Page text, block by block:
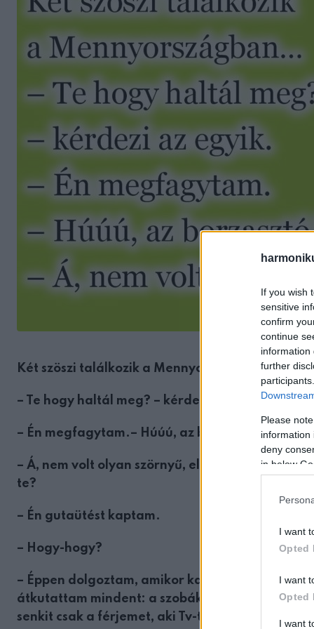
If you wish
sensitive
confirm
continue
information
further
Please
information
deny
in below
I want
Opted
I want
Opted
I want
Két szöszi találkozik a Mennyországban…
– Te hogy haltál meg? – kérdezi az egyik.
– Én megfagytam.– Húúú, az borzasztó lehetett.
– Á, nem volt olyan szörnyű, először nagyon
te?
– Én gutaütést kaptam.
– Hogy-hogy?
– Éppen dolgoztam, amikor kaptam egy
átkutattam mindent: a szobákat, a spájzot, a
senkit csak a férjemet, aki Tv-t nézett és